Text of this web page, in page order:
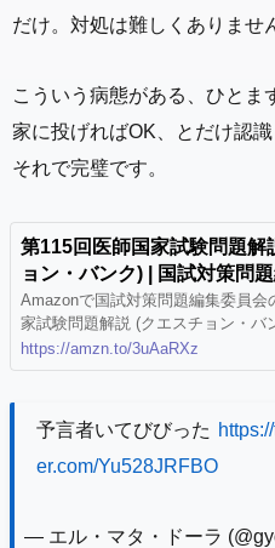
だけ。対処は難しくありませ
こういう病態がある、ひとま
家に投げればOK、とだけ認
それで完璧です。
第115回医師国家試験問題解
ョン・バンク) | 国試対策問題
本 | 通販 | Amazon
Amazonで国試対策問題編集委員会
家試験問題解説 (クエスチョン・バ
ならポイント還元本が多数。国試対
会作品ほか、お急ぎ便対象商品は
ン・バンク)もアマゾン配送商品な
https://amzn.to/3uAaRXz
予言者いてびびった
er.com/Yu528JRFBO
— エル・マタ・ドーラ